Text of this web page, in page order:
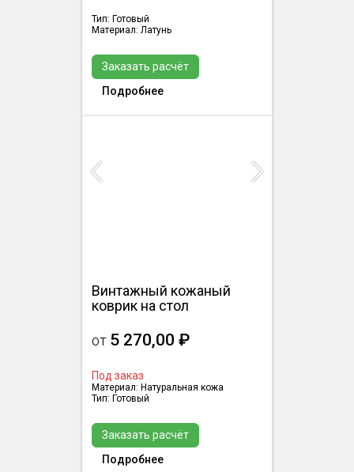
Тип: Готовый
Материал: Латунь
Заказать расчёт
Подробнее
Previous Next
Винтажный кожаный
коврик на стол
от 5 270,00 ₽
Под заказ
Материал: Натуральная кожа
Тип: Готовый
Заказать расчёт
Подробнее